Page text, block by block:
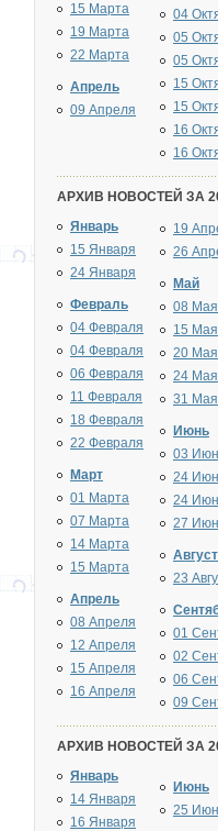
15 Марта
19 Марта
22 Марта
Апрель
09 Апреля
04
05
05
15
15
16
16
АРХИВ НОВОСТЕЙ ЗА
Январь
15 Января
24 Января
Февраль
04 Февраля
04 Февраля
06 Февраля
11 Февраля
18 Февраля
22 Февраля
Март
01 Марта
07 Марта
14 Марта
15 Марта
Апрель
08 Апреля
12 Апреля
15 Апреля
16 Апреля
19
26
Май
08 Мая
15 Мая
20 Мая
24 Мая
31 Мая
Июнь
03
24
24
27
Август
23
01
02
06
09
АРХИВ НОВОСТЕЙ ЗА
Январь
14 Января
16 Января
Июнь
25